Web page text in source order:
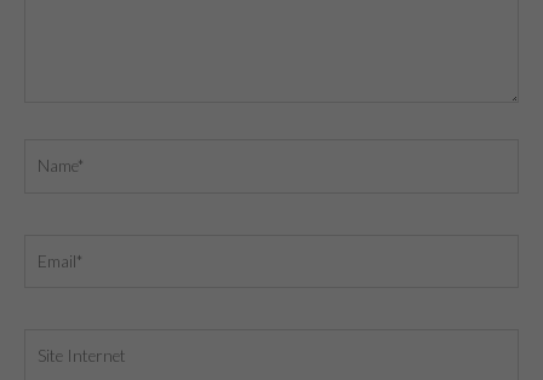
Internet